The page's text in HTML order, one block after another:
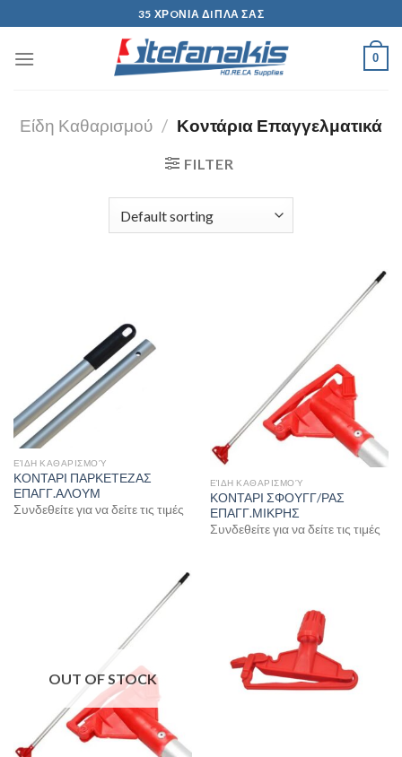
to
content
35 ΧΡOΝΙΑ ΔIΠΛΑ ΣΑΣ
0
Είδη Καθαρισμού / Κοντάρια Επαγγελματικά
FILTER
ΕΊΔΗ ΚΑΘΑΡΙΣΜΟΎ
ΚΟΝΤΑΡΙ ΠΑΡΚΕΤΕΖΑΣ
ΕΠΑΓΓ.ΑΛΟΥΜ
Συνδεθείτε για να δείτε τις τιμές
ΕΊΔΗ ΚΑΘΑΡΙΣΜΟΎ
ΚΟΝΤΑΡΙ ΣΦΟΥΓΓ/ΡΑΣ
ΕΠΑΓΓ.ΜΙΚΡΗΣ
Συνδεθείτε για να δείτε τις τιμές
OUT OF STOCK